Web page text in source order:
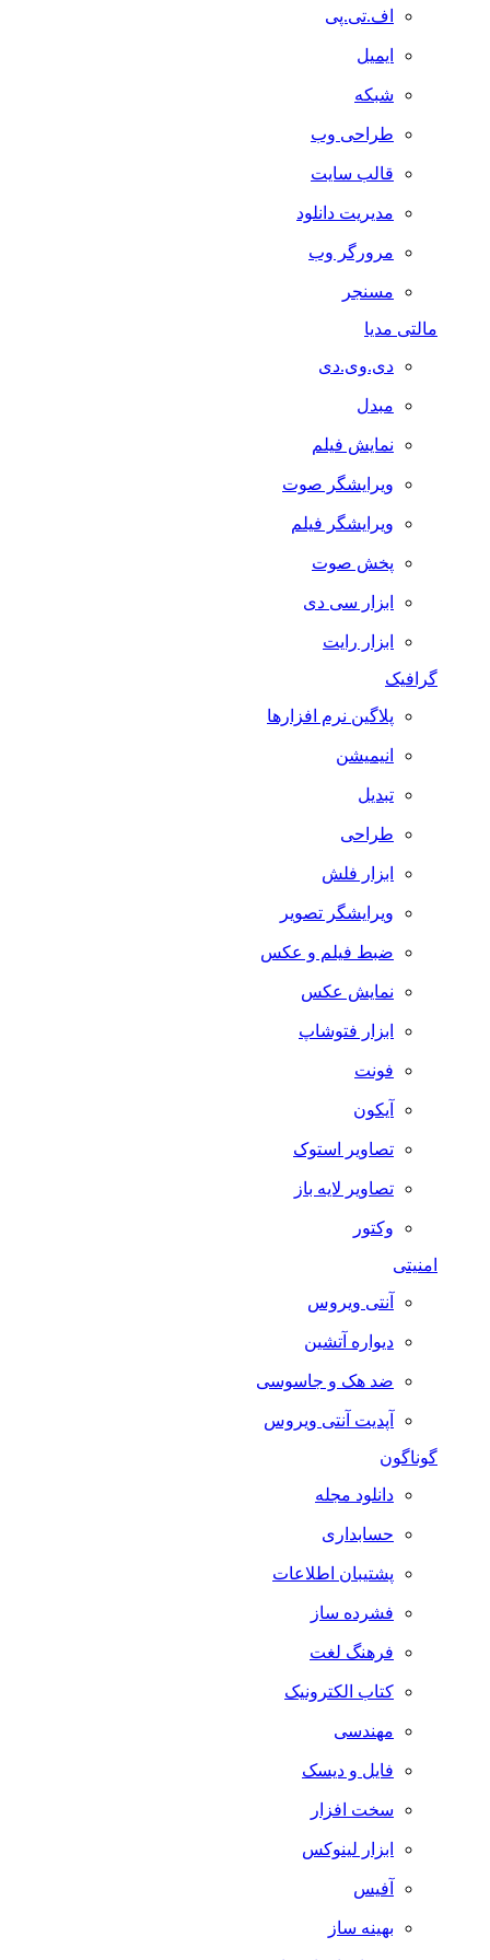
اف.تی.پی
ایمیل
شبکه
طراحی وب
قالب سایت
مدیریت دانلود
مرورگر وب
مسنجر
مالتی مدیا
دی.وی.دی
مبدل
نمایش فیلم
ویرایشگر صوت
ویرایشگر فیلم
پخش صوت
ابزار سی دی
ابزار رایت
گرافیک
پلاگین نرم افزارها
انیمیشن
تبدیل
طراحی
ابزار فلش
ویرایشگر تصویر
ضبط فيلم و عكس
نمایش عکس
ابزار فتوشاپ
فونت
آیکون
تصاویر استوک
تصاویر لایه باز
وکتور
امنیتی
آنتی ویروس
دیواره آتشین
ضد هک و جاسوسی
آپدیت آنتی ویروس
گوناگون
دانلود مجله
حسابداری
پشتیبان اطلاعات
فشرده ساز
فرهنگ لغت
کتاب الکترونیک
مهندسی
فایل و دیسک
سخت افزار
ابزار لینوکس
آفیس
بهینه ساز